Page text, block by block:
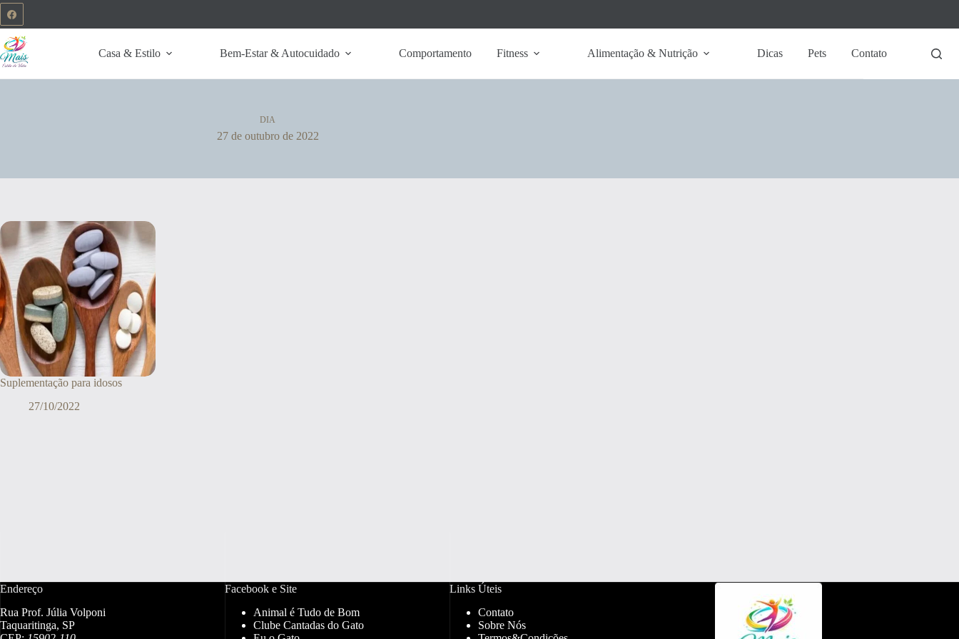
Casa & Estilo Bem-Estar & Autocuidado Comportamento Fitness Alimentação & Nutrição Dicas Pets Contato
DIA
27 de outubro de 2022
Suplementação para idosos
27/10/2022
Endereço
Rua Prof. Júlia Volponi
Taquaritinga, SP
Facebook e Site
Animal é Tudo de Bom
Clube Cantadas do Gato
Links Úteis
Contato
Sobre Nós